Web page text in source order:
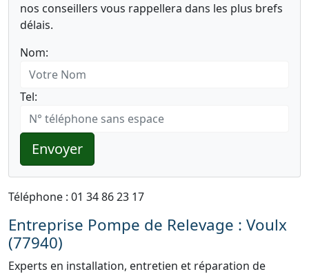
nos conseillers vous rappellera dans les plus brefs
délais.
Nom:
Tel:
Envoyer
Téléphone : 01 34 86 23 17
Entreprise Pompe de Relevage : Voulx
(77940)
Experts en installation, entretien et réparation de